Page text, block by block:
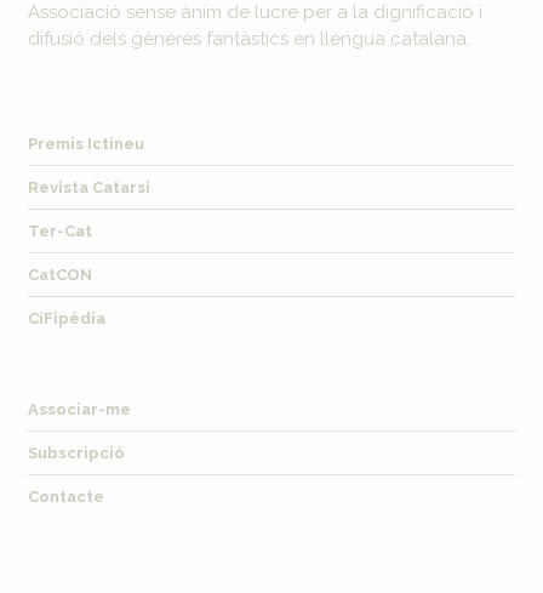
Associació sense ànim de lucre per a la dignificació i
difusió dels gèneres fantàstics en llengua catalana.
Premis Ictineu
Revista Catarsi
Ter-Cat
CatCON
CiFipèdia
Associar-me
Subscripció
Contacte